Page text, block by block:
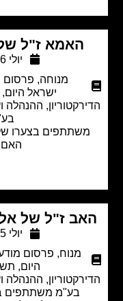
האמא ז"ל של
מנוחה
פרסום מודעת
ישראל היום,
ההנהלה ועובדי
בצערו של פנחס
האם ז"ל.
ז"ל של אלי
מנוח,
פרסום מודעת אבל
תשתיות
ההנהלה ועובדי
בע"מ משתתפים באבלם